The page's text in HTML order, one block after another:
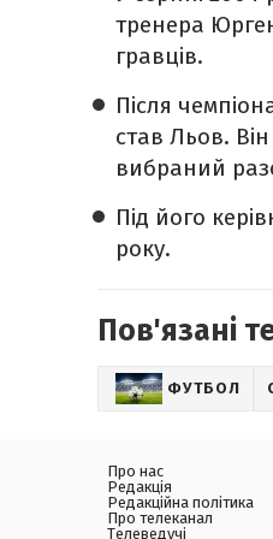
тренера
гравців.
Після
став Льов.
вибраний
Під його
року.
Пов'язані
ФУТБОЛ
Про нас
Редакція
Редакційна політика
Про телеканал
Телеведучі